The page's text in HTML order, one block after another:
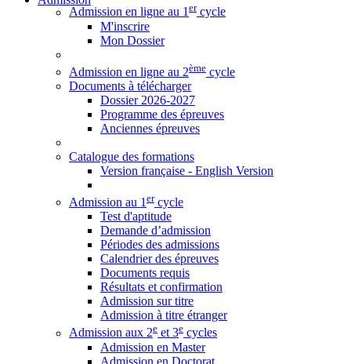
Admission en ligne au 1ercycle
M'inscrire
Mon Dossier
Admission en ligne au 2ème cycle
Documents à télécharger
Dossier 2026-2027
Programme des épreuves
Anciennes épreuves
Catalogue des formations
Version française - English Version
Admission au 1 ercycle
Test d'aptitude
Demande d’admission
Périodes des admissions
Calendrier des épreuves
Documents requis
Résultats et confirmation
Admission sur titre
Admission à titre étranger
Admission aux 2e et 3e cycles
Admission en Master
Admission en Doctorat